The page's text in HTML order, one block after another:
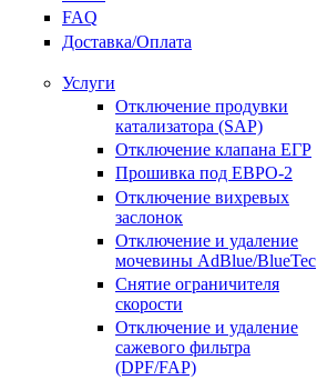
FAQ
Доставка/Оплата
Услуги
Отключение продувки
катализатора (SAP)
Отключение клапана ЕГР
Прошивка под ЕВРО-2
Отключение вихревых
заслонок
Отключение и удаление
мочевины AdBlue/BlueTec
Снятие ограничителя
скорости
Отключение и удаление
сажевого фильтра
(DPF/FAP)